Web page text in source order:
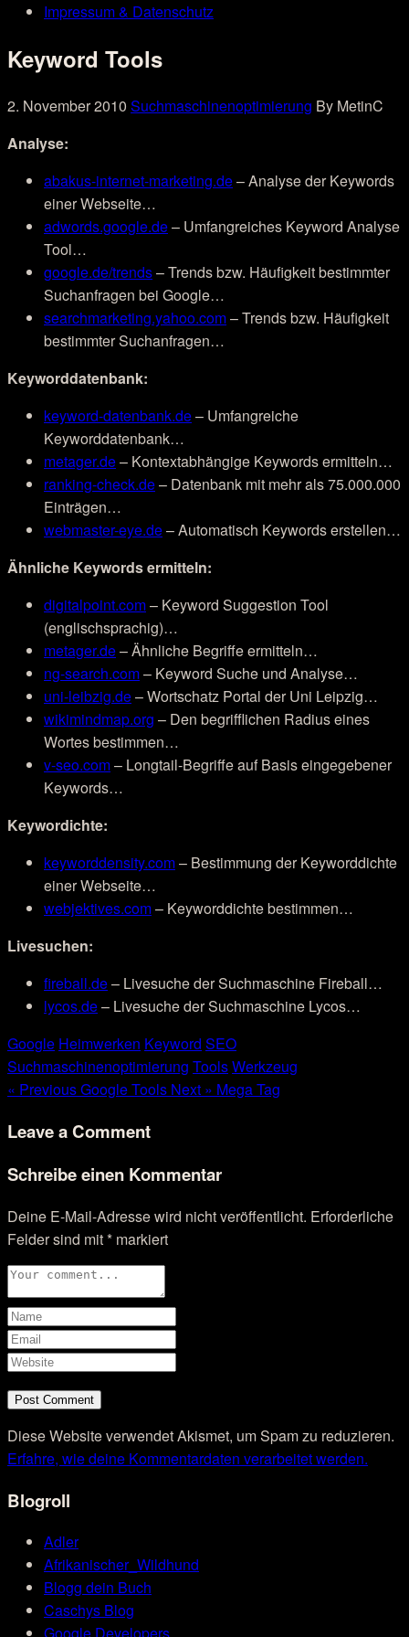
Impressum & Datenschutz
Keyword Tools
2. November 2010 Suchmaschinenoptimierung By MetinC
Analyse:
abakus-internet-marketing.de– Analyse der Keywords
einer Webseite…
adwords.google.de– Umfangreiches Keyword Analyse
Tool…
google.de/trends– Trends bzw. Häufigkeit bestimmter
Suchanfragen bei Google…
searchmarketing.yahoo.com– Trends bzw. Häufigkeit
bestimmter Suchanfragen…
Keyworddatenbank:
keyword-datenbank.de– Umfangreiche
Keyworddatenbank…
metager.de– Kontextabhängige Keywords ermitteln…
ranking-check.de– Datenbank mit mehr als 75.000.000
Einträgen…
webmaster-eye.de– Automatisch Keywords erstellen…
Ähnliche Keywords ermitteln:
digitalpoint.com– Keyword Suggestion Tool
(englischsprachig)…
metager.de– Ähnliche Begriffe ermitteln…
ng-search.com– Keyword Suche und Analyse…
uni-leibzig.de– Wortschatz Portal der Uni Leipzig…
wikimindmap.org – Den begrifflichen Radius eines
Wortes bestimmen…
v-seo.com– Longtail-Begriffe auf Basis eingegebener
Keywords…
Keywordichte:
keyworddensity.com– Bestimmung der Keyworddichte
einer Webseite…
webjektives.com– Keyworddichte bestimmen…
Livesuchen:
fireball.de– Livesuche der Suchmaschine Fireball…
lycos.de– Livesuche der Suchmaschine Lycos…
Google Heimwerken Keyword SEO
Suchmaschinenoptimierung ToolsWerkzeug
« PreviousGoogle Tools Next » Mega Tag
Leave a Comment
Schreibe einen Kommentar
Deine E-Mail-Adresse wird nicht veröffentlicht. Erforderliche
Felder sind mit* markiert
Diese Website verwendet Akismet, um Spam zu reduzieren.
Erfahre, wie deine Kommentardaten verarbeitet werden.
Blogroll
Adler
Afrikanischer_Wildhund
Blogg dein Buch
Caschys Blog